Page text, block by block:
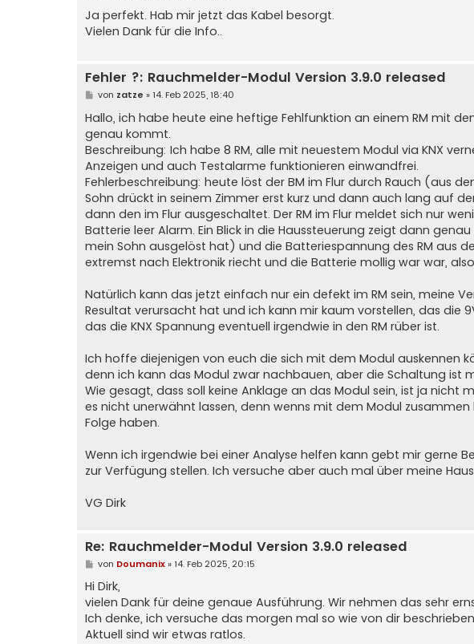
i
t
r
Ja perfekt. Hab mir jetzt das Kabel besorgt.
Vielen Dank für die Info..
Fehler ?: Rauchmelder-Modul Version 3.9.0 released
B
i
t
r
a
g
von zatze » 14. Feb 2025, 18:40
Hallo, ich habe heute eine heftige Fehlfunktion an einem RM mit
genau kommt.
Beschreibung: Ich habe 8 RM, alle mit neuestem Modul via KNX
Anzeigen und auch Testalarme funktionieren einwandfrei.
Fehlerbeschreibung: heute löst der BM im Flur durch Rauch (aus
Sohn drückt in seinem Zimmer erst kurz und dann auch lang auf
dann den im Flur ausgeschaltet. Der RM im Flur meldet sich nur
Batterie leer Alarm. Ein Blick in die Haussteuerung zeigt dann
mein Sohn ausgelöst hat) und die Batteriespannung des RM aus
extremst nach Elektronik riecht und die Batterie mollig war war,
Natürlich kann das jetzt einfach nur ein defekt im RM sein, meine
Resultat verursacht hat und ich kann mir kaum vorstellen, das die
das die KNX Spannung eventuell irgendwie in den RM rüber ist.
Ich hoffe diejenigen von euch die sich mit dem Modul auskennen
denn ich kann das Modul zwar nachbauen, aber die Schaltung ist
Wie gesagt, dass soll keine Anklage an das Modul sein, ist ja
es nicht unerwähnt lassen, denn wenns mit dem Modul
Folge haben.
Wenn ich irgendwie bei einer Analyse helfen kann gebt mir gerne
zur Verfügung stellen. Ich versuche aber auch mal über meine
VG Dirk
Re: Rauchmelder-Modul Version 3.9.0 released
B
r
a
g
von Doumanix» 14. Feb 2025, 20:15
Hi Dirk,
vielen Dank für deine genaue Ausführung. Wir nehmen das sehr
Ich denke, ich versuche das morgen mal so wie von dir
Aktuell sind wir etwas ratlos.